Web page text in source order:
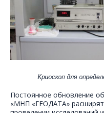
Криоскоп для
Постоянное обновление
«МНП «ГЕОДАТА»